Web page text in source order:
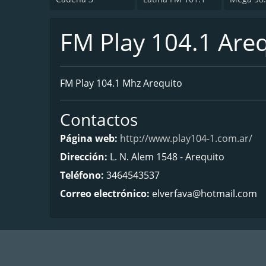
FM Play 104.1
FM Play 104.1 Mhz Arequito
Contactos
Página web: http://www.play104-1.com.ar/
Dirección: L. N. Alem 1548 - Arequito
Teléfono: 3464543537
Correo electrónico: elverfava@hotmail.com